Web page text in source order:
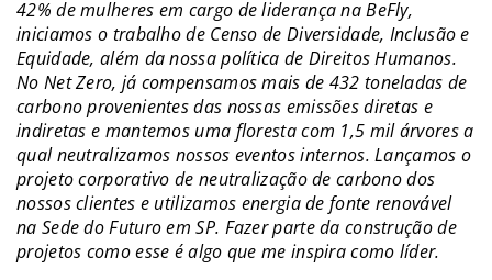
42% de mulheres em cargo de liderança na BeFly,
iniciamos o trabalho de Censo de Diversidade, Inclusão e
Equidade, além da nossa política de Direitos Humanos.
No Net Zero, já compensamos mais de 432 toneladas de
carbono provenientes das nossas emissões diretas e
indiretas e mantemos uma floresta com 1,5 mil árvores a
qual neutralizamos nossos eventos internos. Lançamos o
projeto corporativo de neutralização de carbono dos
nossos clientes e utilizamos energia de fonte renovável
na Sede do Futuro em SP. Fazer parte da construção de
projetos como esse é algo que me inspira como líder.